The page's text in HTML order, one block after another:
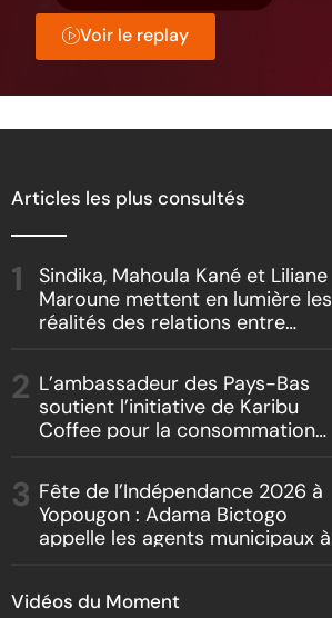
Voir le replay
Articles les plus consultés
Sindika, Mahoula Kané et Liliane
Maroune mettent en lumière les
réalités des relations entre
L’ambassadeur des Pays-Bas
soutient l’initiative de Karibu
Coffee pour la consommation
Fête de l’Indépendance 2026 à
Yopougon : Adama Bictogo
appelle les agents municipaux à
Vidéos du Moment